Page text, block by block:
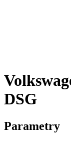
DSG
Parametry